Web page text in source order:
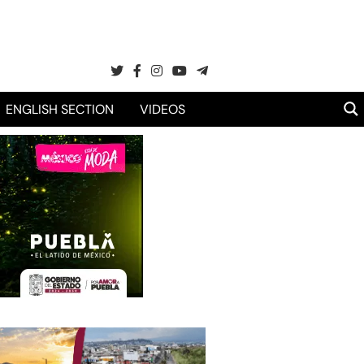
ENGLISH SECTION VIDEOS